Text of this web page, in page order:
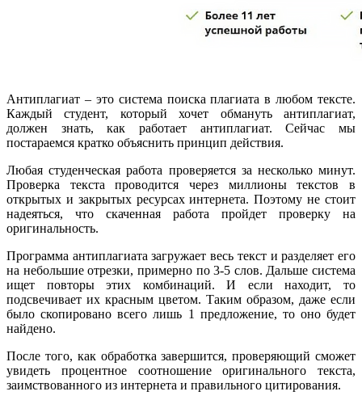
Антиплагиат – это система поиска плагиата в любом тексте.
Каждый студент, который хочет обмануть антиплагиат,
должен знать, как работает антиплагиат. Сейчас мы
постараемся кратко объяснить принцип действия.
Любая студенческая работа проверяется за несколько минут.
Проверка текста проводится через миллионы текстов в
открытых и закрытых ресурсах интернета. Поэтому не стоит
надеяться, что скаченная работа пройдет проверку на
оригинальность.
Программа антиплагиата загружает весь текст и разделяет его
на небольшие отрезки, примерно по 3-5 слов. Дальше система
ищет повторы этих комбинаций. И если находит, то
подсвечивает их красным цветом. Таким образом, даже если
было скопировано всего лишь 1 предложение, то оно будет
найдено.
После того, как обработка завершится, проверяющий сможет
увидеть процентное соотношение оригинального текста,
заимствованного из интернета и правильного цитирования.